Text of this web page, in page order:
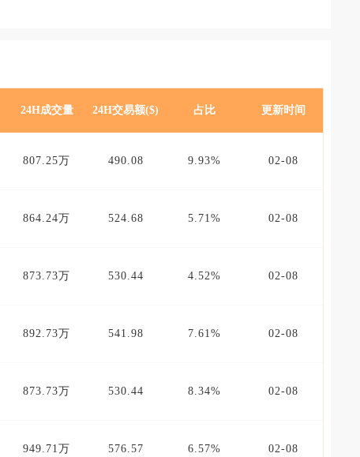
24H成交量 24H交易额($) 占比 更新时间
807.25万 490.08 9.93% 02-08
864.24万 524.68 5.71% 02-08
873.73万 530.44 4.52% 02-08
892.73万 541.98 7.61% 02-08
873.73万 530.44 8.34% 02-08
949.71万 576.57 6.57% 02-08